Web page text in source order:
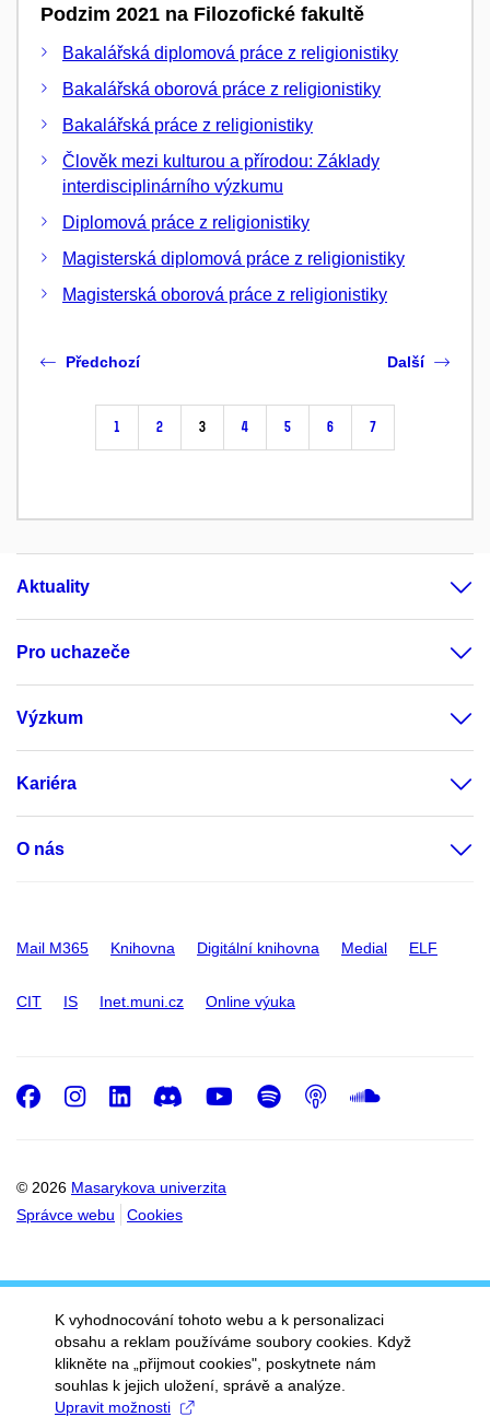
Podzim 2021 na Filozofické fakultě
Bakalářská diplomová práce z religionistiky
Bakalářská oborová práce z religionistiky
Bakalářská práce z religionistiky
Člověk mezi kulturou a přírodou: Základy
interdisciplinárního výzkumu
Diplomová práce z religionistiky
Magisterská diplomová práce z religionistiky
Magisterská oborová práce z religionistiky
Předchozí
1 2 3 4 5 6 7
Další
Aktuality
Pro uchazeče
Výzkum
Kariéra
O nás
Mail M365 Knihovna Digitální knihovna Medial ELF
CIT IS Inet.muni.cz Online výuka
© 2026 Masarykova univerzita
Správce webu
Cookies
Facebook
Instagram
LinkedIn
DiscordYoutube
Spotify
Podcast
K vyhodnocování tohoto webu a k personalizaci
obsahu a reklam používáme soubory cookies. Když
klikněte na „přijmout cookies", poskytnete nám
souhlas k jejich uložení, správě a analýze.
Upravit možnosti